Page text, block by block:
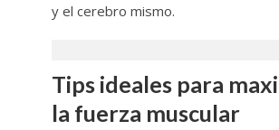
y el cerebro mismo.
Tips ideales para
la fuerza muscular